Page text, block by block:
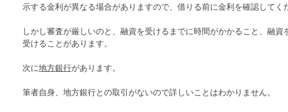
示する金利が異なる場合がありますので、借りる前に金利を確認してく
しかし審査が厳しいのと、融資を受けるまでに時間がかかること、融
受けることがあります。
次に地方銀行があります。
筆者自身、地方銀行との取引がないので詳しいことはわかりません。